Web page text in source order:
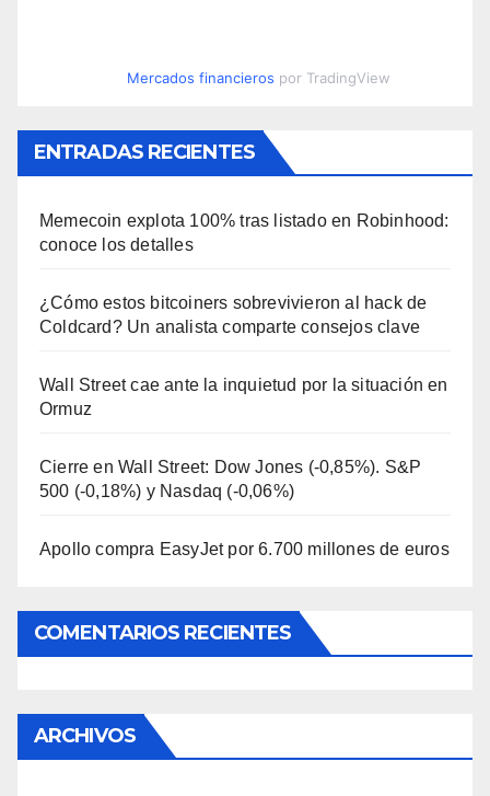
Mercados financieros por TradingView
ENTRADAS RECIENTES
Memecoin explota 100% tras listado en Robinhood:
conoce los detalles
¿Cómo estos bitcoiners sobrevivieron al hack de
Coldcard? Un analista comparte consejos clave
Wall Street cae ante la inquietud por la situación en
Ormuz
Cierre en Wall Street: Dow Jones (-0,85%). S&P
500 (-0,18%) y Nasdaq (-0,06%)
Apollo compra EasyJet por 6.700 millones de euros
COMENTARIOS RECIENTES
ARCHIVOS